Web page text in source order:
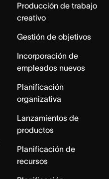
Producción de trabajo
creativo
Gestión de objetivos
Incorporación de
empleados nuevos
Planificación
organizativa
Lanzamientos de
productos
Planificación de
recursos